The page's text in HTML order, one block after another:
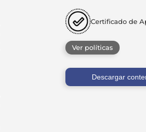
Certificado de
Ver políticas
Descargar